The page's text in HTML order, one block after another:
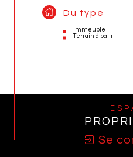
Du type
Immeuble
Terrain à batir
Se